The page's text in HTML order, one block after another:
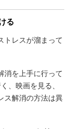
る
トレスが溜まって
消を上手に行って
、映画を見る、
ス解消の方法は異